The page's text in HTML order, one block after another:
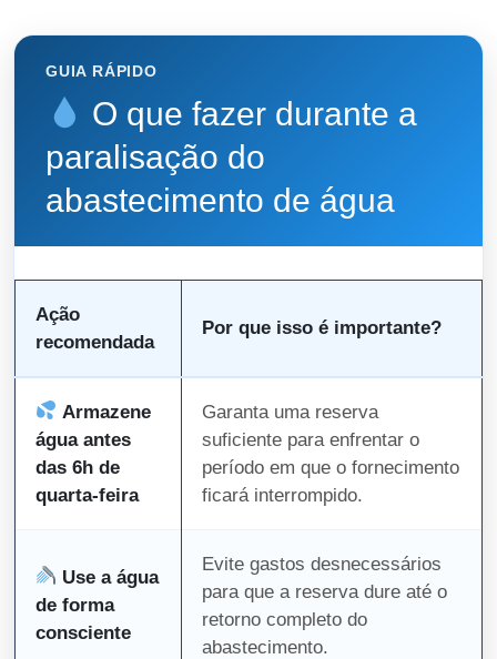
GUIA RÁPIDO
O que fazer durante a
paralisação do
abastecimento de água
Ação
recomendada
Por que isso é importante?
Armazene
água antes
das 6h de
quarta-feira
Garanta uma reserva
suficiente para enfrentar o
período em que o fornecimento
ficará interrompido.
Use a água
de forma
consciente
Evite gastos desnecessários
para que a reserva dure até o
retorno completo do
abastecimento.